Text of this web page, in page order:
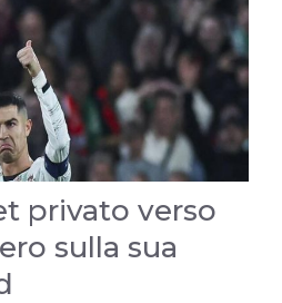
privato verso
sulla sua